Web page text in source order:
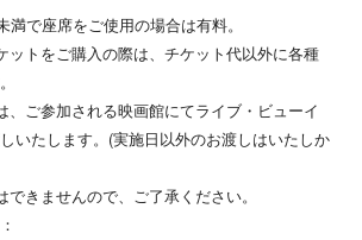
で座席をご使用の場合は有料。
ットをご購入の際は、チケット代以外に各種
、ご参加される映画館にてライブ・ビューイ
いたします。(実施日以外のお渡しはいたしか
できませんので、ご了承ください。